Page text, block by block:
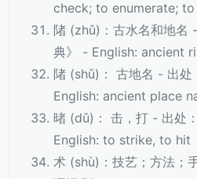
check; to enumerate;
陼 (zhǔ)：古水名和地名
典》 - English: ancient
陼 (shǔ)： 古地名 - 出处
English: ancient place
暏 (dǔ)： 击，打 - 出处
English: to strike, to hit
术 (shù)：技艺；方法；